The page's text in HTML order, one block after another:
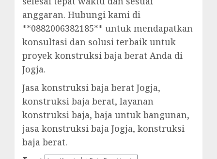
anggaran. Hubungi kami di
**0882006382185** untuk mendapatkan
konsultasi dan solusi terbaik untuk
proyek konstruksi baja berat Anda di
Jogja.
Jasa konstruksi baja berat Jogja,
konstruksi baja berat, layanan
konstruksi baja, baja untuk bangunan,
jasa konstruksi baja Jogja, konstruksi
baja berat.